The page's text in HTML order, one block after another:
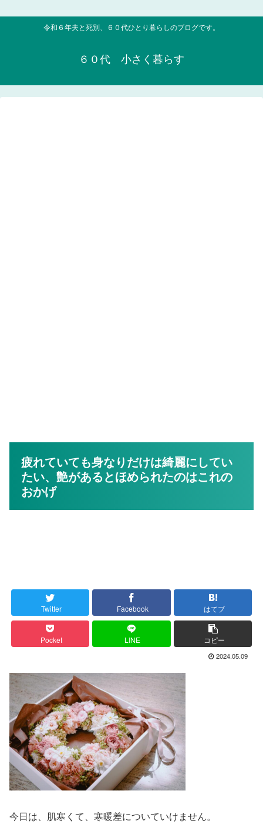
令和６年夫と死別、６０代ひとり暮らしのブログです。
６０代 小さく暮らす
疲れていても身なりだけは綺麗にしてい
たい、艶があるとほめられたのはこれの
おかげ
Twitter Facebook はてブ
Pocket LINE コピー
2024.05.09
今日は、肌寒くて、寒暖差についていけません。